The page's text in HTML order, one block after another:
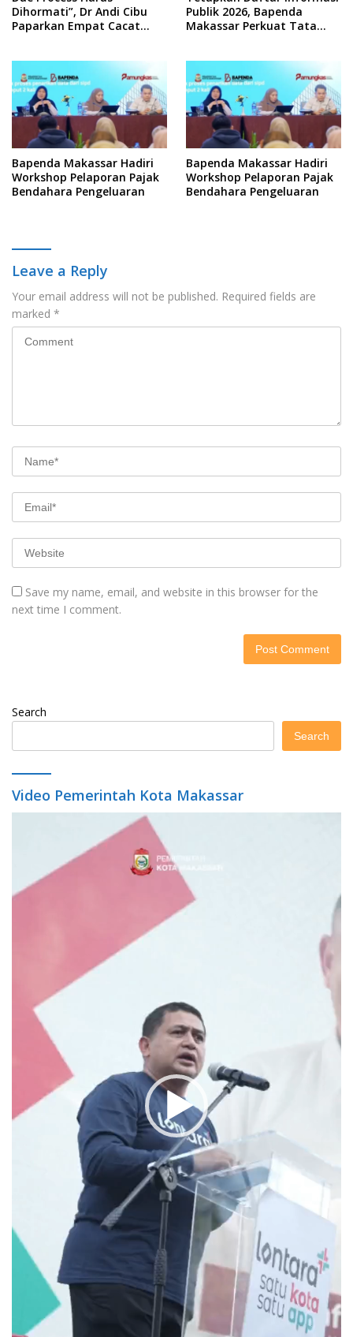
Dihormati”, Dr Andi Cibu
Paparkan Empat Cacat
Publik 2026, Bapenda
Makassar Perkuat Tata
Bapenda Makassar Hadiri
Workshop Pelaporan Pajak
Bendahara Pengeluaran
Bapenda Makassar Hadiri
Workshop Pelaporan Pajak
Bendahara Pengeluaran
Leave a Reply
Your email address will not be published. Required fields are
marked *
Save my name, email, and website in this browser for the
next time I comment.
Search
Search
Video Pemerintah Kota Makassar